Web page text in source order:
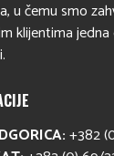
u čemu smo
klijentima
+382